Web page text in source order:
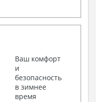
Ваш комфорт
и
безопасность
в зимнее
время